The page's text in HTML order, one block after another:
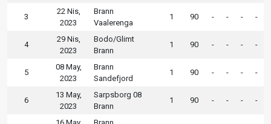
3
22 Nis,
2023
Brann
Vaalerenga
1 90 - - - -
4
29 Nis,
2023
Bodo/Glimt
Brann
1 90 - - - -
5
08 May,
2023
Brann
Sandefjord
1 90 - - - -
6
13 May,
2023
Sarpsborg 08
Brann
1 90 - - - -